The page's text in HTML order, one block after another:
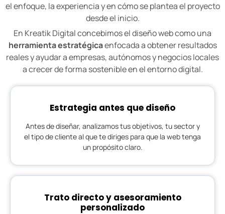
el enfoque, la experiencia y en cómo se plantea el proyecto
desde el inicio.
En Kreatik Digital concebimos el diseño web como una
herramienta estratégicaenfocada a obtener resultados
reales y ayudar a empresas, autónomos y negocios locales
a crecer de forma sostenible en el entorno digital.
Estrategia antes que diseño
Antes de diseñar, analizamos tus objetivos, tu sector y
el tipo de cliente al que te diriges para que la web tenga
un propósito claro.
Trato directo y asesoramiento
personalizado